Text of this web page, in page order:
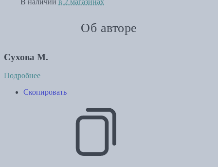
В наличии в 2 магазинах
Об авторе
Сухова М.
Подробнее
Скопировать